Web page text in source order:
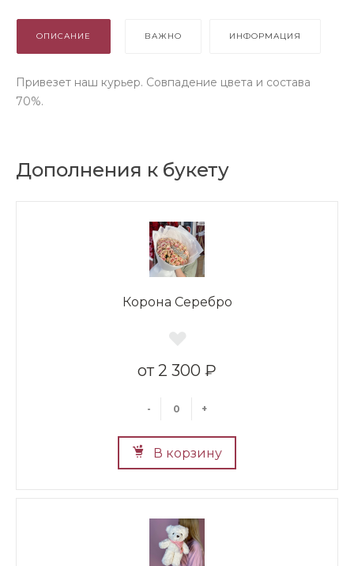
ОПИСАНИЕ ВАЖНО ИНФОРМАЦИЯ
Привезет наш курьер. Совпадение цвета и состава
70%.
Дополнения к букету
Корона Серебро
2 300 ₽
- +
В корзину